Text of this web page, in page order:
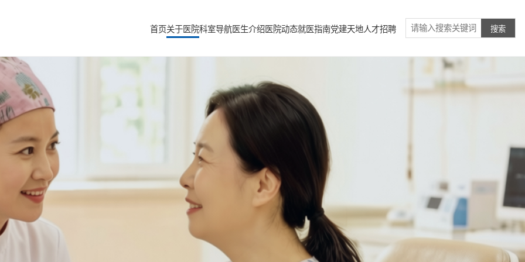
首页关于医院科室导航医生介绍医院动态就医指南党建天地人才招聘 搜索